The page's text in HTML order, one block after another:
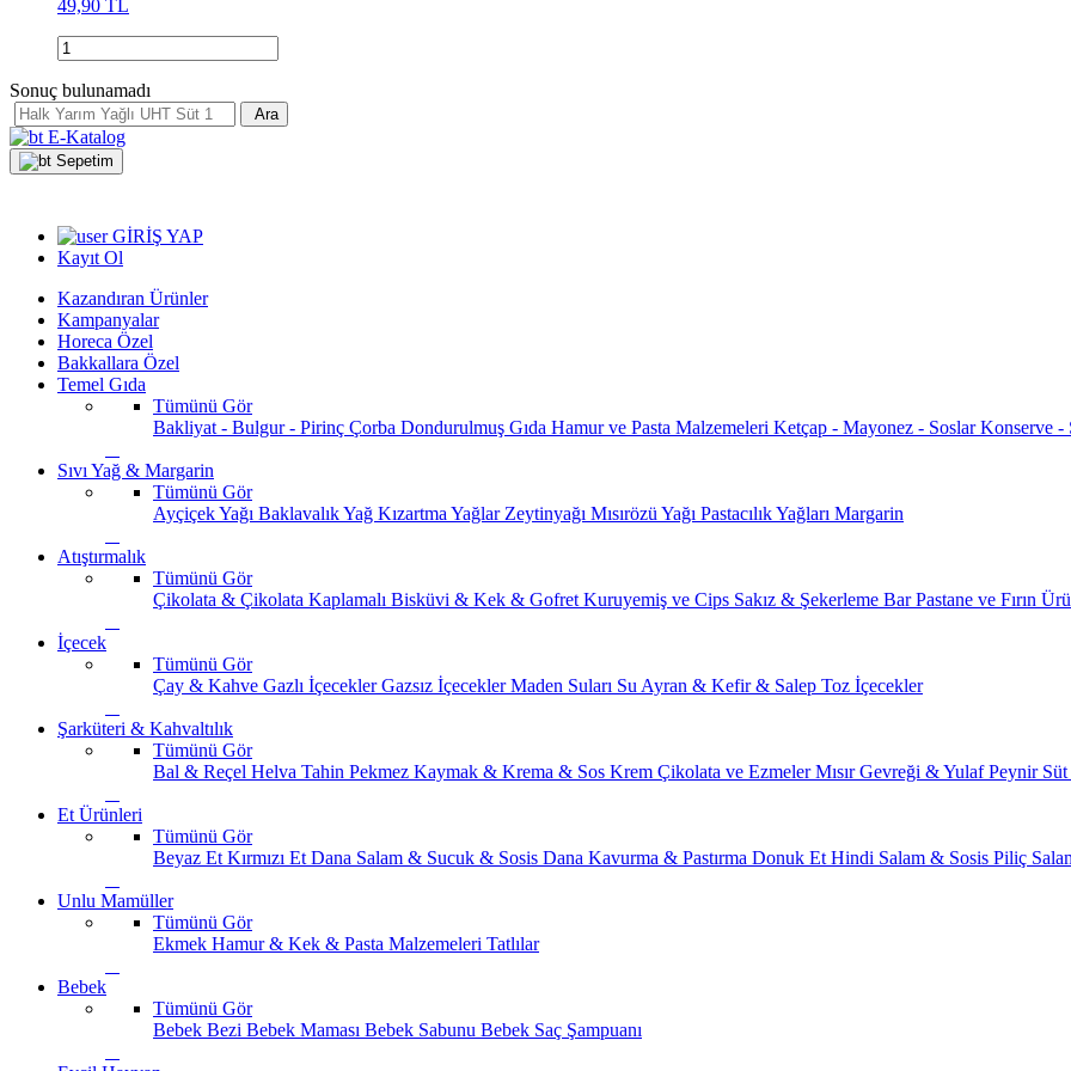
49,90 TL
Sonuç bulunamadı
Ara
E-Katalog
Sepetim
GİRİŞ YAP
Kayıt Ol
Kazandıran Ürünler
Kampanyalar
Horeca Özel
Bakkallara Özel
Temel Gıda
Tümünü Gör
Bakliyat - Bulgur - Pirinç Çorba Dondurulmuş Gıda Hamur ve Pasta Malzemeleri Ketçap - Mayonez - SoslarKonserve -
Sıvı Yağ & Margarin
Tümünü Gör
Ayçiçek Yağı Baklavalık Yağ Kızartma Yağlar Zeytinyağı Mısırözü Yağı Pastacılık Yağları Margarin
Atıştırmalık
Tümünü Gör
Çikolata & Çikolata Kaplamalı Bisküvi & Kek & Gofret Kuruyemiş ve Cips Sakız & Şekerleme BarPastane ve Fırın
İçecek
Tümünü Gör
Çay & Kahve Gazlı İçeceklerGazsız İçeceklerMaden Suları Su Ayran & Kefir & Salep Toz İçecekler
Şarküteri & Kahvaltılık
Tümünü Gör
Bal & Reçel Helva Tahin Pekmez Kaymak & Krema & Sos Krem Çikolata ve EzmelerMısır Gevreği & YulafPeynir
Et Ürünleri
Tümünü Gör
Beyaz Et Kırmızı Et Dana Salam & Sucuk & Sosis Dana Kavurma & Pastırma Donuk Et Hindi Salam & Sosis Piliç
Unlu Mamüller
Tümünü Gör
Ekmek Hamur & Kek & Pasta Malzemeleri Tatlılar
Bebek
Tümünü Gör
Bebek Bezi Bebek Maması Bebek Sabunu Bebek Saç Şampuanı